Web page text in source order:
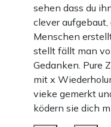
sehen dass du
clever
Menschen
stellt fällt man
Gedanken. Pure
mit x
vieke gemerkt
ködern sie dich